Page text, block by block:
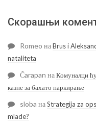
Скорашњи
Romeo наBrus i
nataliteta
Čarapan наКомуналци
казне за бахато паркирање
sloba наStrategija za
mlade?